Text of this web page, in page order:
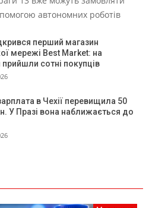
автономних роботів
перший магазин
мережі Best Market: на
прийшли сотні покупців
в Чехії перевищила 50
У Празі вона наближається до